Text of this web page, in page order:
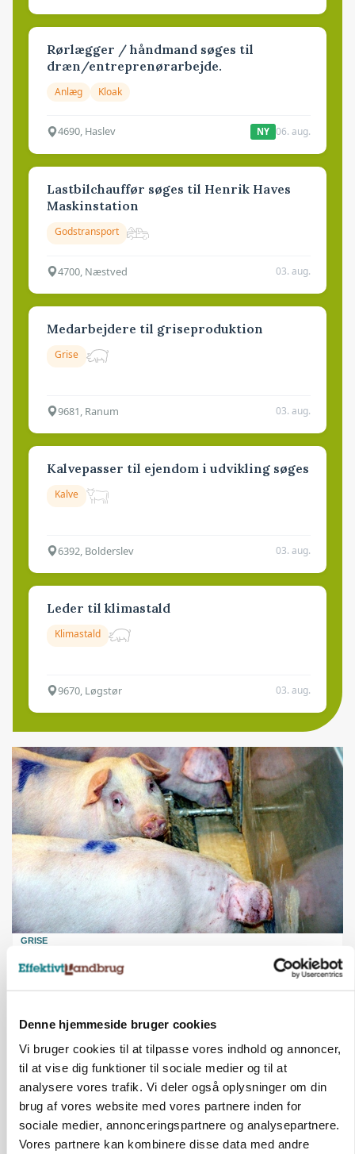
Denne hjemmeside bruger cookies
Vi bruger cookies til at tilpasse vores indhold og annoncer,
til at vise dig funktioner til sociale medier og til at
analysere vores trafik. Vi deler også oplysninger om din
brug af vores website med vores partnere inden for
sociale medier, annonceringspartnere og analysepartnere.
Vores partnere kan kombinere disse data med andre
Rørlægger / håndmand søges til
dræn/entreprenørarbejde.
Anlæg Kloak
4690, Haslev NY 06. aug.
Lastbilchauffør søges til Henrik Haves
Maskinstation
Godstransport
4700, Næstved 03. aug.
Medarbejdere til griseproduktion
Grise
9681, Ranum 03. aug.
Kalvepasser til ejendom i udvikling søges
Kalve
6392, Bolderslev 03. aug.
Leder til klimastald
Klimastald
9670, Løgstør 03. aug.
GRISE
Danish Crown slår igen i noteringsstrid: Tysk
gab er 3 kroner – ikke 4,30